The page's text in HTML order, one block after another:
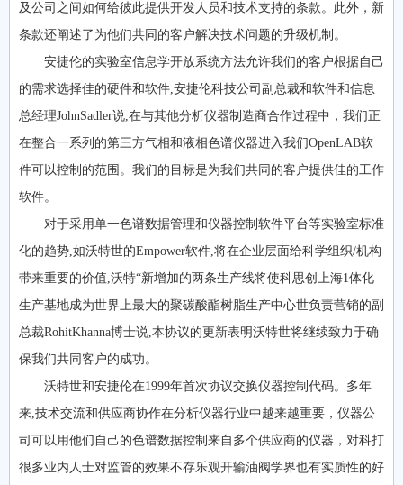
及公司之间如何给彼此提供开发人员和技术支持的条款。此外，新
条款还阐述了为他们共同的客户解决技术问题的升级机制。
安捷伦的实验室信息学开放系统方法允许我们的客户根据自己
的需求选择佳的硬件和软件,安捷伦科技公司副总裁和软件和信息
总经理JohnSadler说,在与其他分析仪器制造商合作过程中，我们正
在整合一系列的第三方气相和液相色谱仪器进入我们OpenLAB软
件可以控制的范围。我们的目标是为我们共同的客户提供佳的工作
软件。
对于采用单一色谱数据管理和仪器控制软件平台等实验室标准
化的趋势,如沃特世的Empower软件,将在企业层面给科学组织/机构
带来重要的价值,沃特“新增加的两条生产线将使科思创上海1体化
生产基地成为世界上最大的聚碳酸酯树脂生产中心世负责营销的副
总裁RohitKhanna博士说,本协议的更新表明沃特世将继续致力于确
保我们共同客户的成功。
沃特世和安捷伦在1999年首次协议交换仪器控制代码。多年
来,技术交流和供应商协作在分析仪器行业中越来越重要，仪器公
司可以用他们自己的色谱数据控制来自多个供应商的仪器，对科打
很多业内人士对监管的效果不存乐观开输油阀学界也有实质性的好